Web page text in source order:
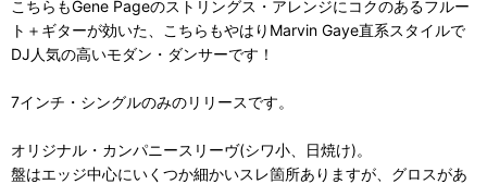
こちらもGene Pageのストリングス・アレンジにコクのあるフルー
ト＋ギターが効いた、こちらもやはりMarvin Gaye直系スタイルで
DJ人気の高いモダン・ダンサーです！
7インチ・シングルのみのリリースです。
オリジナル・カンパニースリーヴ(シワ小、日焼け)。
盤はエッジ中心にいくつか細かいスレ箇所ありますが、グロスがあ